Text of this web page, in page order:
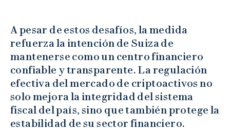
A pesar de estos desafíos, la medida
refuerza la intención de Suiza de
mantenerse como un centro financiero
confiable y transparente. La regulación
efectiva del mercado de criptoactivos no
solo mejora la integridad del sistema
fiscal del país, sino que también protege la
estabilidad de su sector financiero.